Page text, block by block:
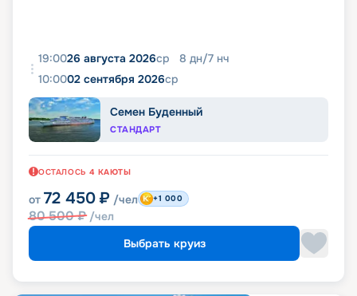
19:0026 августа 2026ср 8 дн/7 нч
10:0002 сентября 2026ср
Семен Буденный
СТАНДАРТ
ОСТАЛОСЬ 4 КАЮТЫ
от 72 450 ₽ /чел
80 500₽ /чел
+1 000
Выбрать круиз